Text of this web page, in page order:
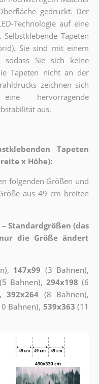
gedruckt. Der
Technologie auf eine
Tapeten
Sie sind mit einem
sodass Sie sich keine
Tapeten nicht an der
zeichnen sich
hervorragende
aus.
Tapeten
x Höhe):
folgenden Größen und
aus 49 cm breiten
Standardgrößen (das
die Größe ändert
147x99 (3 Bahnen),
(5 Bahnen),294x198 (6
392x264 (8 Bahnen),
Bahnen), 539x363 (11